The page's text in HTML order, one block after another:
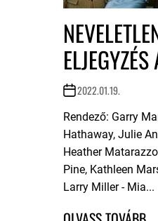
2022.01.19.
Rendező: Garry
Hathaway, Julie
Heather
Pine, Kathleen
Larry Miller - Mia...